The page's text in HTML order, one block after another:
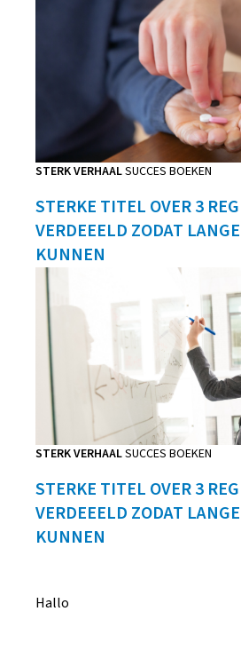
STERK VERHAALSUCCES BOEKEN
STERKE TITEL OVER 3
VERDEEELD ZODAT
KUNNEN
STERK VERHAALSUCCES BOEKEN
STERKE TITEL OVER 3
VERDEEELD ZODAT
KUNNEN
Hallo